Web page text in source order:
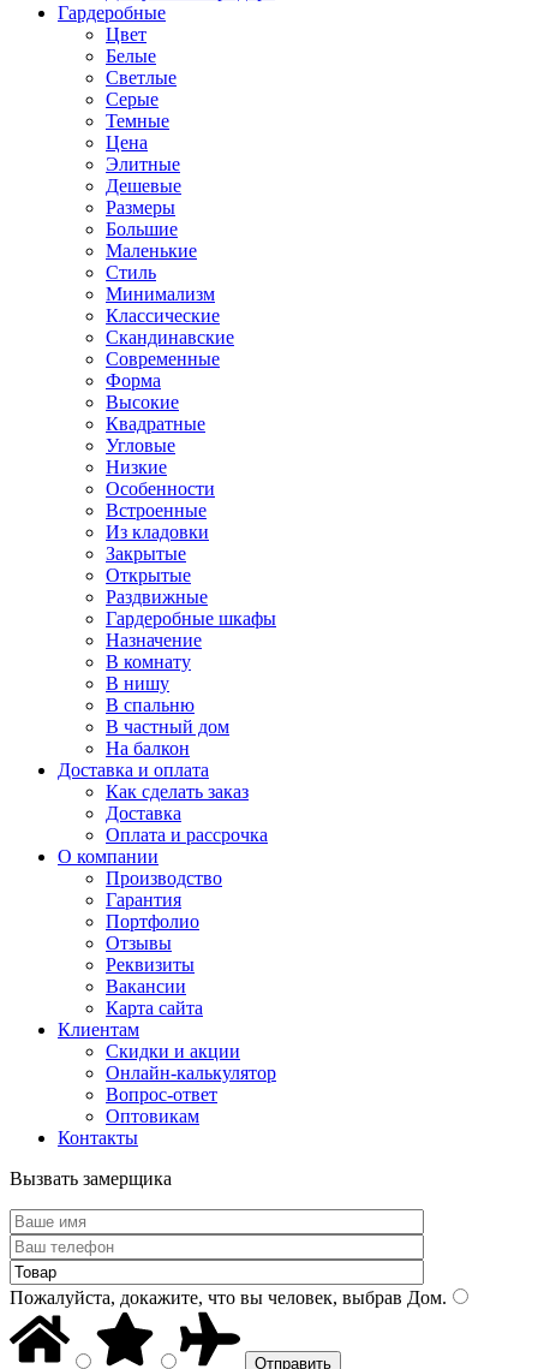
Гардеробные
Цвет
Белые
Светлые
Серые
Темные
Цена
Элитные
Дешевые
Размеры
Большие
Маленькие
Стиль
Минимализм
Классические
Скандинавские
Современные
Форма
Высокие
Квадратные
Угловые
Низкие
Особенности
Встроенные
Из кладовки
Закрытые
Открытые
Раздвижные
Гардеробные шкафы
Назначение
В комнату
В нишу
В спальню
В частный дом
На балкон
Доставка и оплата
Как сделать заказ
Доставка
Оплата и рассрочка
О компании
Производство
Гарантия
Портфолио
Отзывы
Реквизиты
Вакансии
Карта сайта
Клиентам
Скидки и акции
Онлайн-калькулятор
Вопрос-ответ
Оптовикам
Контакты
Вызвать замерщика
Пожалуйста, докажите, что вы человек, выбрав Дом.